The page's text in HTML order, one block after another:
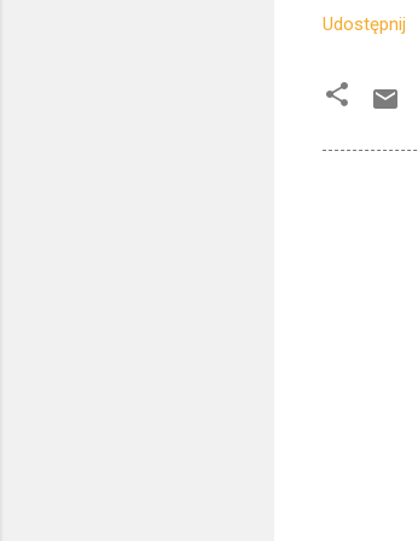
Udostępnij